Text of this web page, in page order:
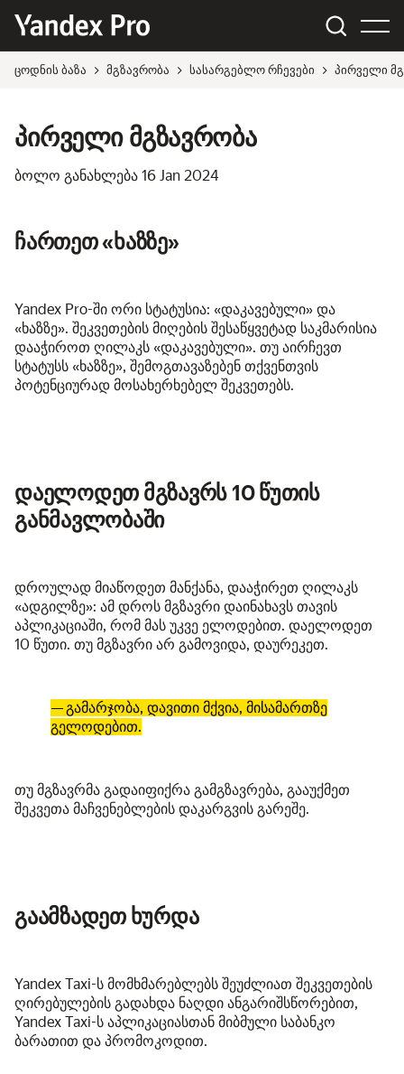
ცოდნის ბაზა მგზავრობა სასარგებლო რჩევები პირველი
პირველი მგზავრობა
ბოლო განახლება 16 Jan 2024
ჩართეთ «ხაზზე»
Yandex Pro-ში ორი სტატუსია: «დაკავებული» და
«ხაზზე». შეკვეთების მიღების შესაწყვეტად საკმარისია
დააჭიროთ ღილაკს «დაკავებული». თუ აირჩევთ
სტატუსს «ხაზზე», შემოგთავაზებენ თქვენთვის
პოტენციურად მოსახერხებელ შეკვეთებს.
დაელოდეთ მგზავრს 10 წუთის
განმავლობაში
დროულად მიაწოდეთ მანქანა, დააჭირეთ ღილაკს
«ადგილზე»: ამ დროს მგზავრი დაინახავს თავის
აპლიკაციაში, რომ მას უკვე ელოდებით. დაელოდეთ
10 წუთი. თუ მგზავრი არ გამოვიდა, დაურეკეთ.
— გამარჯობა, დავითი მქვია, მისამართზე
გელოდებით.
თუ მგზავრმა გადაიფიქრა გამგზავრება, გააუქმეთ
შეკვეთა მაჩვენებლების დაკარგვის გარეშე.
გაამზადეთ ხურდა
Yandex Taxi-ს მომხმარებლებს შეუძლიათ შეკვეთების
ღირებულების გადახდა ნაღდი ანგარიშსწორებით,
Yandex Taxi-ს აპლიკაციასთან მიბმული საბანკო
ბარათით და პრომოკოდით.